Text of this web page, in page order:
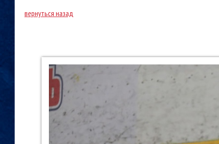
вернуться назад